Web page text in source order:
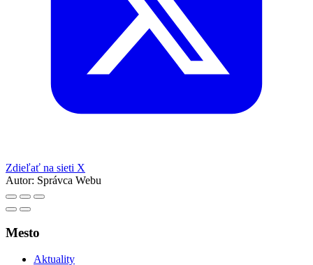
Zdieľať na sieti X
Autor: Správca Webu
Mesto
Aktuality